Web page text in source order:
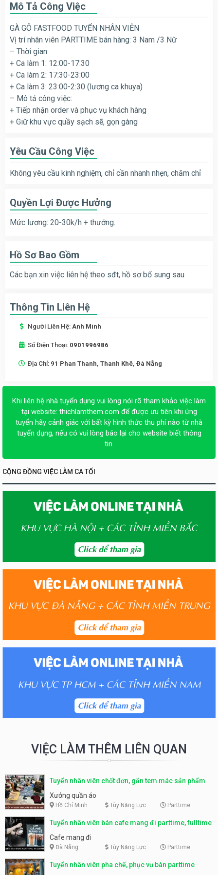
Mô Tả Công Việc
GÀ GÔ FASTFOOD TUYỂN NHÂN VIÊN
Vị trí nhân viên PARTTIME bán hàng: 3 Nam /3 Nữ
– Thời gian:
+ Ca làm 1: 12:00-17:30
+ Ca làm 2: 17:30-23:00
+ Ca làm 3: 23:00-2:30 (lương ca khuya)
– Mô tả công việc:
+ Tiếp nhận order và phục vụ khách hàng
+ Giữ khu vực quầy sạch sẽ, gọn gàng
Yêu Cầu Công Việc
Không yêu cầu kinh nghiệm, chỉ cần nhanh nhẹn, chăm chỉ
Quyền Lợi Được Hưởng
Mức lương: 20-30k/h + thưởng.
Hồ Sơ Bao Gồm
Các bạn xin việc liên hệ theo sđt, hồ sơ bổ sung sau
Thông Tin Liên Hệ
Người Liên Hệ: Anh Minh
Số Điện Thoại: 0901996986
Địa Chỉ: 91 Phan Thanh, Thanh Khê, Đà Nẵng
Khi liên hệ nhà tuyển dụng vui lòng nói rõ tham khảo việc làm
tại website: thichlamthem.com để được ưu tiên khi ứng
tuyển hãy cảnh giác với bất kỳ hình thức thu phí nào từ nhà
tuyển dụng, nếu có vui lòng báo lại cho website biết thông
tin.
CỘNG ĐỒNG VIỆC LÀM CA TỐI
VIỆC LÀM THÊM LIÊN QUAN
Tuyển nhân viên chốt đơn, gắn tem mác sản phẩm
Xưởng quần áo
Hồ Chí Minh Tùy Năng Lực Parttime
Tuyển nhân viên bán cafe mang đi parttime, fulltime
Cafe mang đi
Đà Nẵng Tùy Năng Lực Parttime
Tuyển nhân viên pha chế, phục vụ bàn parttime